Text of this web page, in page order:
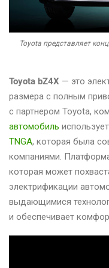
Toyota представляет
Toyota bZ4X — это
размера с полным
с партнером Toyota,
автомобиль использует
TNGA, которая была
компаниями.
которая может
электрификации
выдающимися
и обеспечивает